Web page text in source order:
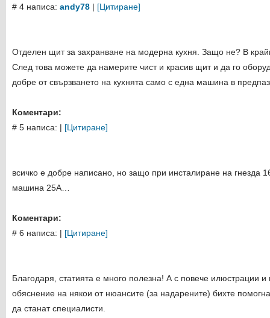
# 4 написа: andy78 | [Цитиране]
Отделен щит за захранване на модерна кухня. Защо не? В
След това можете да намерите чист и красив щит и да го
добре от свързването на кухнята само с една машина в
Коментари:
# 5 написа: | [Цитиране]
всичко е добре написано, но защо при инсталиране на гнезда
машина 25А…
Коментари:
# 6 написа: | [Цитиране]
Благодаря, статията е много полезна! А с повече илюстрации
обяснение на някои от нюансите (за надарените) бихте
да станат специалисти.